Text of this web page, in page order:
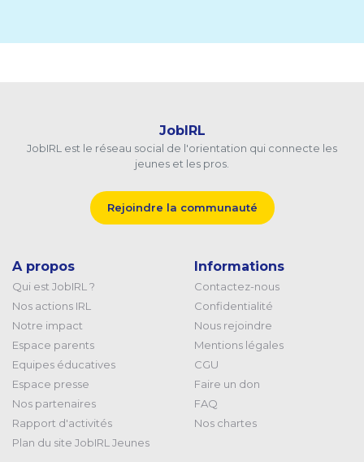
JobIRL
JobIRL est le réseau social de l'orientation qui connecte les
jeunes et les pros.
Rejoindre la communauté
A propos
Qui est JobIRL ?
Nos actions IRL
Notre impact
Espace parents
Equipes éducatives
Espace presse
Nos partenaires
Rapport d'activités
Plan du site JobIRL Jeunes
Informations
Contactez-nous
Confidentialité
Nous rejoindre
Mentions légales
CGU
Faire un don
FAQ
Nos chartes